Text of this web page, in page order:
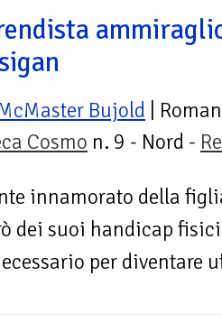
Bujold |
Cosmo n. 9 - Nord -
innamorato della
dei suoi handicap
per diventare